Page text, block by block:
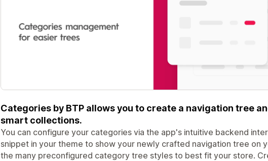
Categories by BTP allows you to create a navigation tree
smart collections.
You can configure your categories via the app's intuitive backend
snippet in your theme to show your newly crafted navigation tree on
the many preconfigured category tree styles to best fit your store.